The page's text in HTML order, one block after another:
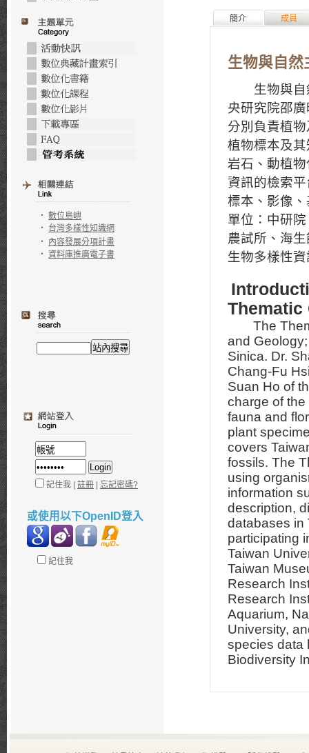
‧ 數位島嶼
‧ 台灣多樣性知識網
‧ 內容發展分項計畫
‧ 資料庫推廣電子書
記住我 | 註冊 | 忘記密碼?
或使用以下OpenID登入
記住我
簡介 成員
生物與自然
生物與自然
央研究院邵
分別負責植
植物標本及
岩石、動植
資訊的檢索
標本、影像
單位：中研
農試所、海
生物多樣性
Thematic
The
and
Sinica. Dr.
Chang-Fu
Suan Ho of
charge of
fauna and
plant
covers
fossils. The
using
information
description,
databases in
participating
Taiwan
Taiwan
Research
Research
Aquarium,
University,
species data
Biodiversity